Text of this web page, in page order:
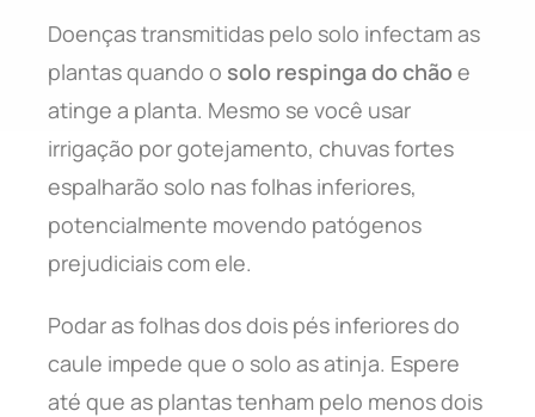
Doenças transmitidas pelo solo infectam as
plantas quando o solo respinga do chãoe
atinge a planta. Mesmo se você usar
irrigação por gotejamento, chuvas fortes
espalharão solo nas folhas inferiores,
potencialmente movendo patógenos
prejudiciais com ele.
Podar as folhas dos dois pés inferiores do
caule impede que o solo as atinja. Espere
até que as plantas tenham pelo menos dois